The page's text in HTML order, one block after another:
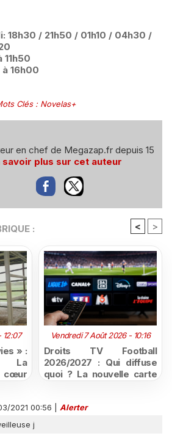
18h30 / 21h50 / 01h10 / 04h30 /
à 16h00
Clés: Novelas+
en chef de Megazap.fr depuis 15
savoir plus sur cet auteur
: < >
» :
La
Vendredi 7 Août 2026 - 10:16
Droits TV Football
2026/2027 : Qui diffuse
quoi ? La nouvelle carte
2021 00:56
Alerter
j